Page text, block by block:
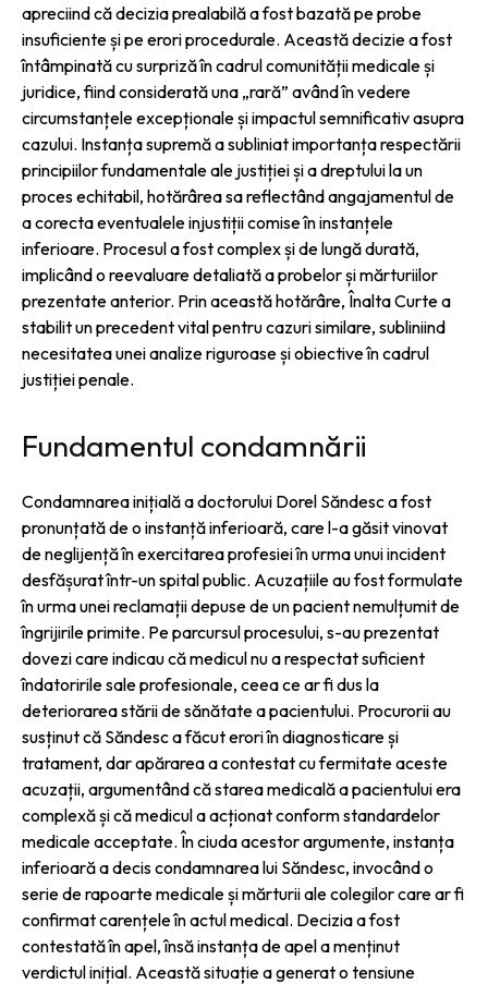
apreciind că decizia prealabilă a fost bazată pe probe
insuficiente și pe erori procedurale. Această decizie a fost
întâmpinată cu surpriză în cadrul comunității medicale și
juridice, fiind considerată una „rară” având în vedere
circumstanțele excepționale și impactul semnificativ asupra
cazului. Instanța supremă a subliniat importanța respectării
principiilor fundamentale ale justiției și a dreptului la un
proces echitabil, hotărârea sa reflectând angajamentul de
a corecta eventualele injustiții comise în instanțele
inferioare. Procesul a fost complex și de lungă durată,
implicând o reevaluare detaliată a probelor și mărturiilor
prezentate anterior. Prin această hotărâre, Înalta Curte a
stabilit un precedent vital pentru cazuri similare, subliniind
necesitatea unei analize riguroase și obiective în cadrul
justiției penale.
Fundamentul condamnării
Condamnarea inițială a doctorului Dorel Săndesc a fost
pronunțată de o instanță inferioară, care l-a găsit vinovat
de neglijență în exercitarea profesiei în urma unui incident
desfășurat într-un spital public. Acuzațiile au fost formulate
în urma unei reclamații depuse de un pacient nemulțumit de
îngrijirile primite. Pe parcursul procesului, s-au prezentat
dovezi care indicau că medicul nu a respectat suficient
îndatoririle sale profesionale, ceea ce ar fi dus la
deteriorarea stării de sănătate a pacientului. Procurorii au
susținut că Săndesc a făcut erori în diagnosticare și
tratament, dar apărarea a contestat cu fermitate aceste
acuzații, argumentând că starea medicală a pacientului era
complexă și că medicul a acționat conform standardelor
medicale acceptate. În ciuda acestor argumente, instanța
inferioară a decis condamnarea lui Săndesc, invocând o
serie de rapoarte medicale și mărturii ale colegilor care ar fi
confirmat carențele în actul medical. Decizia a fost
contestată în apel, însă instanța de apel a menținut
verdictul inițial. Această situație a generat o tensiune